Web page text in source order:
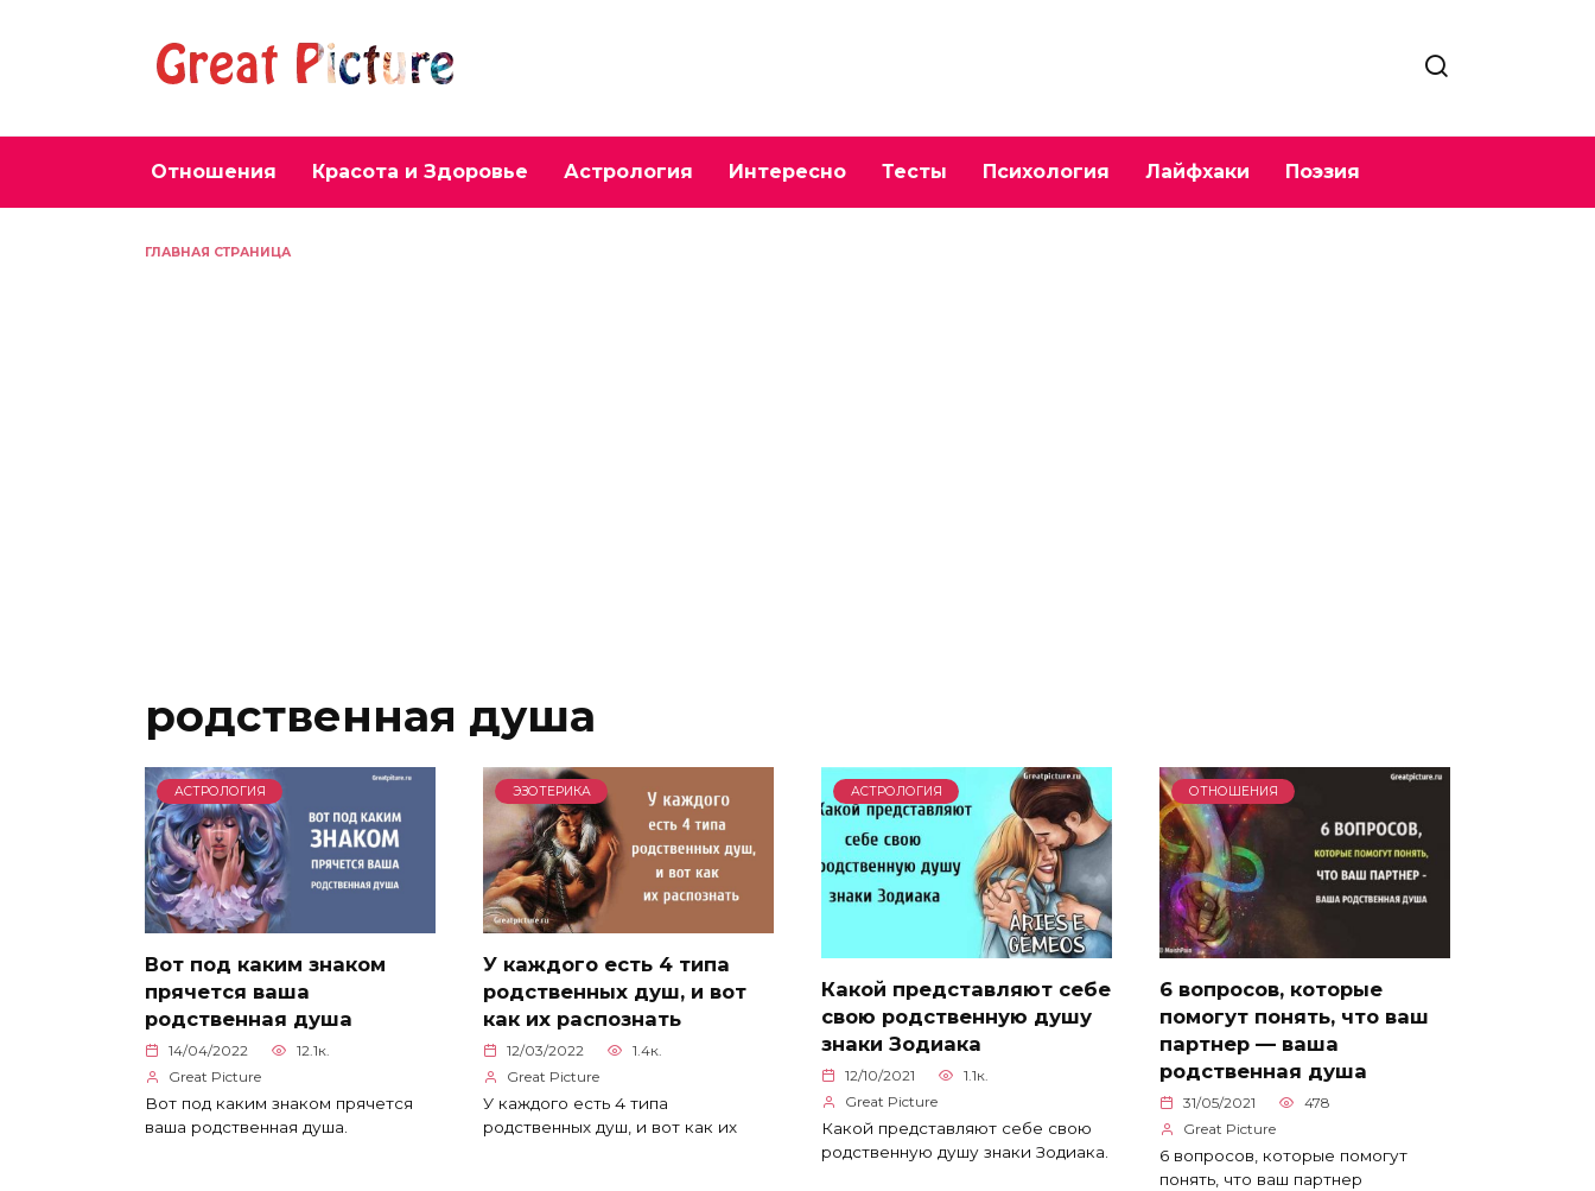
Отношения Красота и Здоровье Астрология Интересно Тесты Психология Лайфхаки Поэзия
ГЛАВНАЯ СТРАНИЦА
родственная душа
АСТРОЛОГИЯ
Вот под каким знаком
прячется ваша
родственная душа
14/04/2022
12.1к.
Great Picture
Вот под каким знаком прячется
ваша родственная душа.
ЭЗОТЕРИКА
У каждого есть 4 типа
родственных душ, и вот
как их распознать
12/03/2022
1.4к.
Great Picture
У каждого есть 4 типа
родственных душ, и вот как их
АСТРОЛОГИЯ
Какой представляют себе
свою родственную душу
знаки Зодиака
12/10/2021
1.1к.
Great Picture
Какой представляют себе свою
родственную душу знаки Зодиака.
ОТНОШЕНИЯ
6 вопросов, которые
помогут понять, что ваш
партнер — ваша
родственная душа
31/05/2021
478
Great Picture
6 вопросов, которые помогут
понять, что ваш партнер